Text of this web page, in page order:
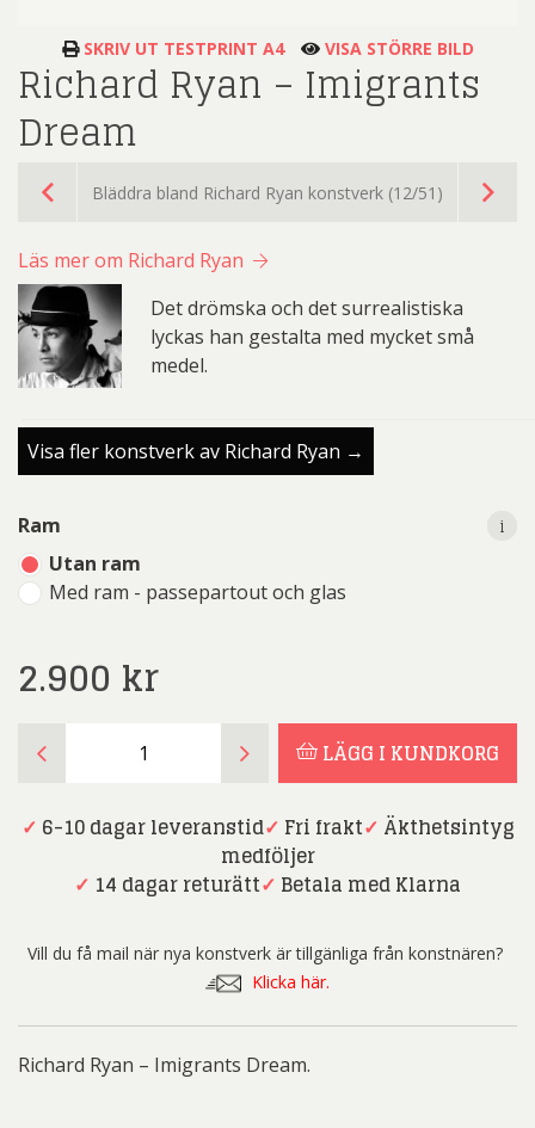
SKRIV UT TESTPRINT A4 VISA STÖRRE BILD
Richard Ryan – Imigrants
Dream
Bläddra bland Richard Ryan konstverk (12/51)
Läs mer om Richard Ryan
Det drömska och det surrealistiska
lyckas han gestalta med mycket små
medel.
Visa fler konstverk av Richard Ryan →
Ram
Utan ram
Med ram - passepartout och glas
i
2.900 kr
i
Ryan
Imigrants
mängd
LÄGG I KUNDKORG
✓ 6-10 dagar leveranstid✓ Fri frakt✓ Äkthetsintyg
medföljer
✓ 14 dagar returätt✓ Betala med Klarna
Vill du få mail när nya konstverk är tillgänliga från konstnären?
Klicka här.
Richard Ryan – Imigrants Dream.